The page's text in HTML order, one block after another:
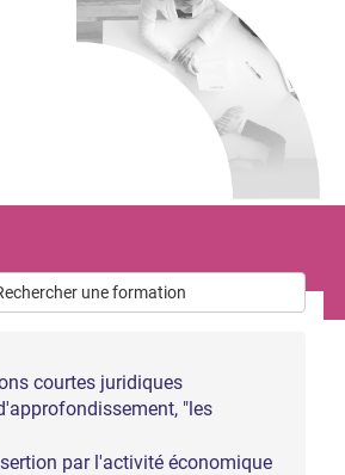
une formation
courtes juridiques
"les
par l'activité économique